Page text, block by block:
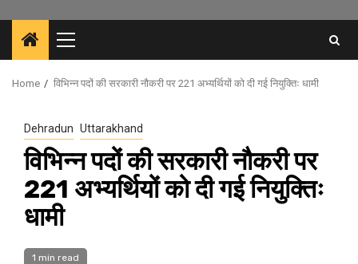
Primary
Menu
Home विभिन्न पदों की सरकारी नौकरी पर 221 अभ्यर्थियों को दी गई नियुक्तिः धामी
Dehradun Uttarakhand
विभिन्न पदों की सरकारी नौकरी पर
221 अभ्यर्थियों को दी गई नियुक्तिः
धामी
1 min read